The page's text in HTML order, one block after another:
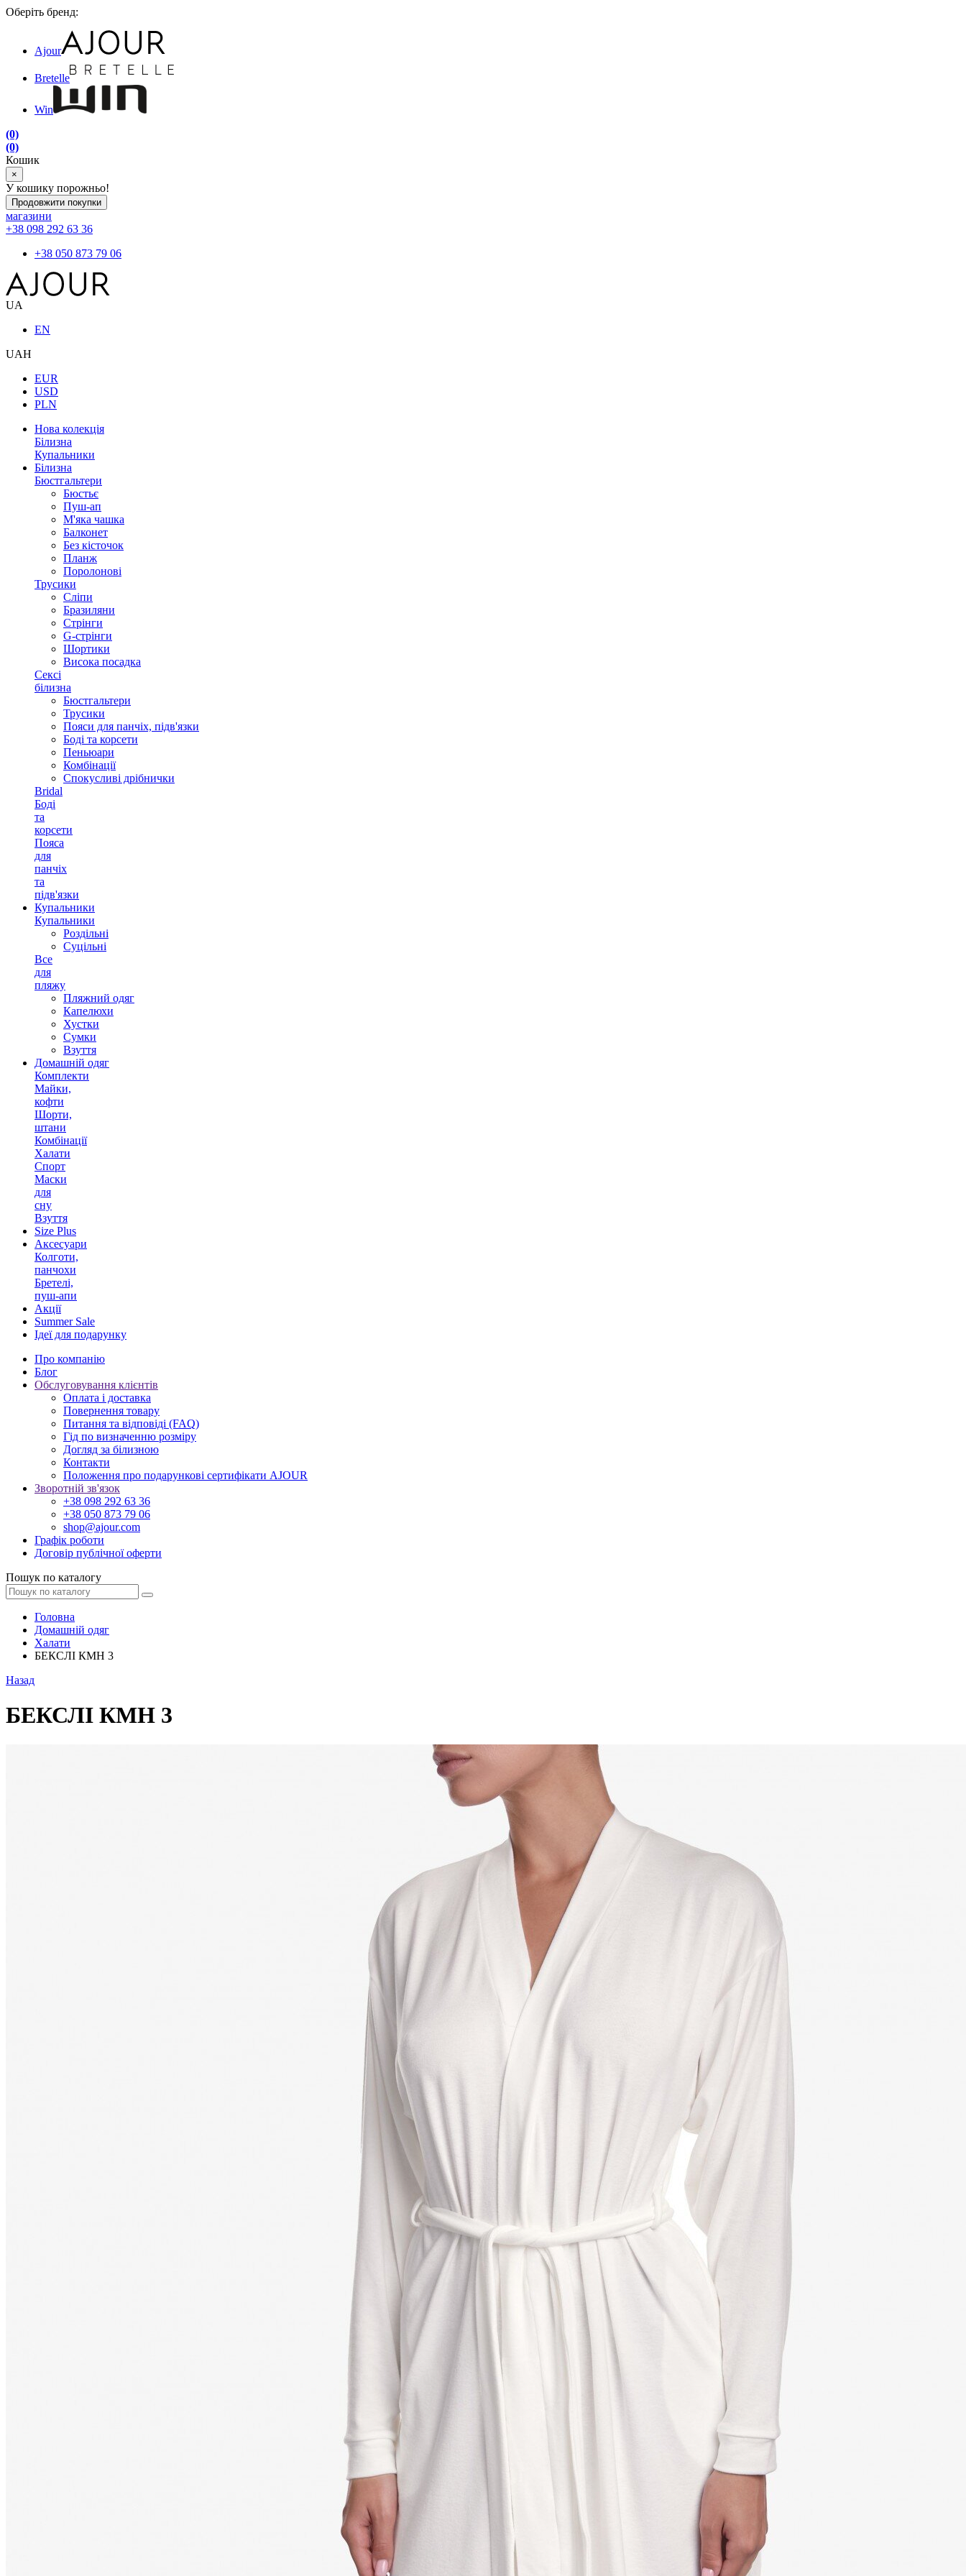
Оберіть бренд:
Ajour
Bretelle
Win
(0)
(0)
Кошик
×
У кошику порожньо!
Продовжити покупки
магазини
+38 098 292 63 36
+38 050 873 79 06
UA
EN
UAH
EUR
USD
PLN
Нова колекція
Білизна
Купальники
Білизна
Бюстгальтери
Бюстьє
Пуш-ап
М'яка чашка
Балконет
Без кісточок
Планж
Поролонові
Трусики
Сліпи
Бразиляни
Стрінги
G-стрінги
Шортики
Висока посадка
Сексі
білизна
Бюстгальтери
Трусики
Пояси для панчіх, підв'язки
Боді та корсети
Пеньюари
Комбінації
Спокусливі дрібнички
Bridal
Боді
та
корсети
Пояса
для
панчіх
та
підв'язки
Купальники
Купальники
Роздільні
Суцільні
Все
для
пляжу
Пляжний одяг
Капелюхи
Хустки
Сумки
Взуття
Домашній одяг
Комплекти
Майки,
кофти
Шорти,
штани
Комбінації
Халати
Спорт
Маски
для
сну
Взуття
Size Plus
Аксесуари
Колготи,
панчохи
Бретелі,
пуш-апи
Акції
Summer Sale
Ідеї для подарунку
Про компанію
Блог
Обслуговування клієнтів
Оплата і доставка
Повернення товару
Питання та відповіді (FAQ)
Гід по визначенню розміру
Догляд за білизною
Контакти
Положення про подарункові сертифікати AJOUR
Зворотній зв'язок
+38 098 292 63 36
+38 050 873 79 06
shop@ajour.com
Графік роботи
Договір публічної оферти
Пошук по каталогу
Головна
Домашній одяг
Халати
БЕКСЛІ КМН 3
Назад
БЕКСЛІ КМН 3